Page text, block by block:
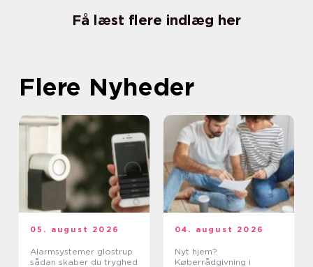
Få læst flere indlæg her
Flere Nyheder
05. august 2026
Alarmsystemer glostrup
sådan skaber du tryghed
04. august 2026
Nyt hjem?
Køberrådgivning i